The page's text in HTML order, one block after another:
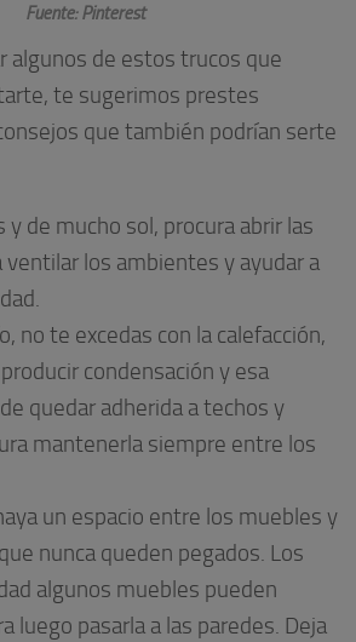
Fuente: Pinterest
algunos de estos trucos que
te sugerimos prestes
que también podrían serte
y de mucho sol, procura abrir las
ventilar los ambientes y ayudar a
no te excedas con la calefacción,
condensación y esa
quedar adherida a techos y
mantenerla siempre entre los
un espacio entre los muebles y
nunca queden pegados. Los
algunos muebles pueden
luego pasarla a las paredes. Deja